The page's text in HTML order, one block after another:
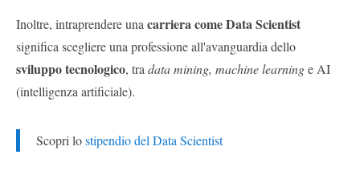
Inoltre, intraprendere una carriera come Data Scientist
significa scegliere una professione all'avanguardia dello
sviluppo tecnologico, tra data mining, machine learninge AI
(intelligenza artificiale).
Scopri lostipendio del Data Scientist